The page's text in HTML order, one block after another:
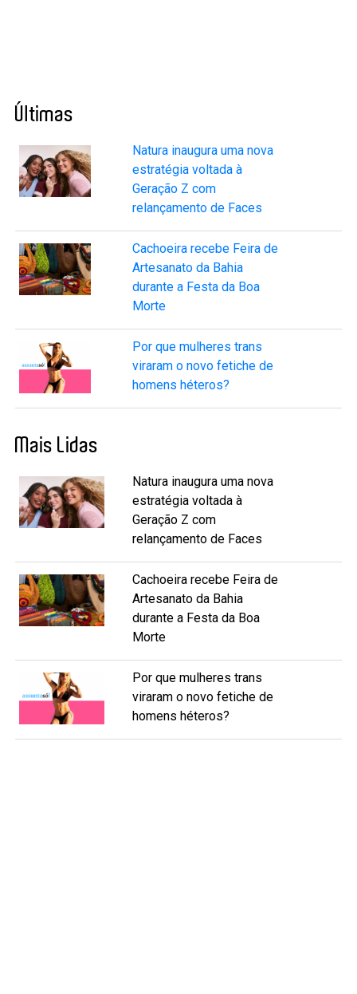
Últimas
Natura inaugura uma nova
estratégia voltada à
Geração Z com
relançamento de Faces
Cachoeira recebe Feira de
Artesanato da Bahia
durante a Festa da Boa
Morte
Por que mulheres trans
viraram o novo fetiche de
homens héteros?
Mais Lidas
Natura inaugura uma nova
estratégia voltada à
Geração Z com
relançamento de Faces
Cachoeira recebe Feira de
Artesanato da Bahia
durante a Festa da Boa
Morte
Por que mulheres trans
viraram o novo fetiche de
homens héteros?